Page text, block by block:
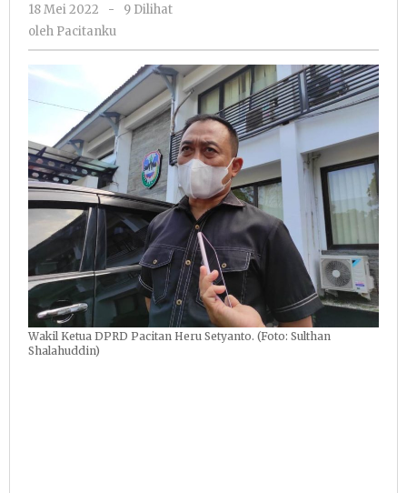
e-
Voting
18 Mei 2022
oleh
Pacitanku
-
9 Dilihat
oleh Pacitanku
Wakil Ketua DPRD Pacitan Heru Setyanto. (Foto: Sulthan
Shalahuddin)